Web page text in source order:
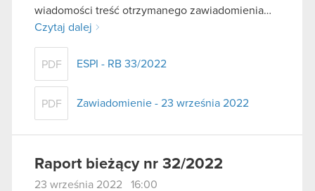
wiadomości treść otrzymanego zawiadomienia…
Czytaj dalej
PDF ESPI - RB 33/2022
PDF Zawiadomienie - 23 września 2022
Raport bieżący nr 32/2022
23 września 2022 16:00